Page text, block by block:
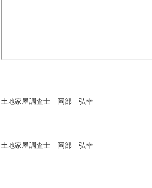
土地家屋調査士 岡部 弘幸
土地家屋調査士 岡部 弘幸